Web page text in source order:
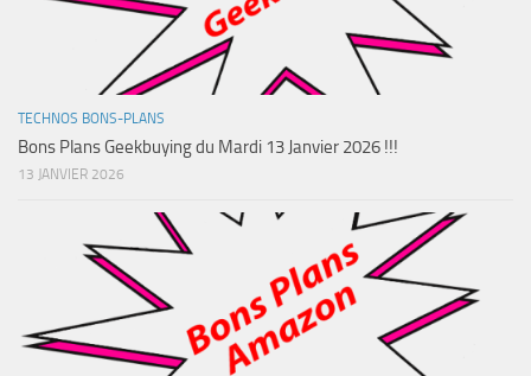
TECHNOS BONS-PLANS
Bons Plans Geekbuying du Mardi 13 Janvier 2026 !!!
13 JANVIER 2026